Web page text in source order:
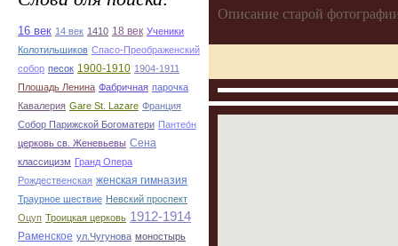
16 век 14 век 1410 18 век Ученики
Колотильшиков Спасо-Преображенский
собор песок 1900-1910 1904-1911
Плошадь Ленина Фабричная парочка
Кавалерия Gare St. Lazare Франция
Собор Парижской Богоматери Пантео́н
церковь св. Женевьевы Сена
классицизм Гранд Опера
Рождественская женская гимназия
Траурное шествие Невский проспект
Оцуп Троицкая церковь 1912-1914
Раменское ул.Чугунова моностырь
Описание старой